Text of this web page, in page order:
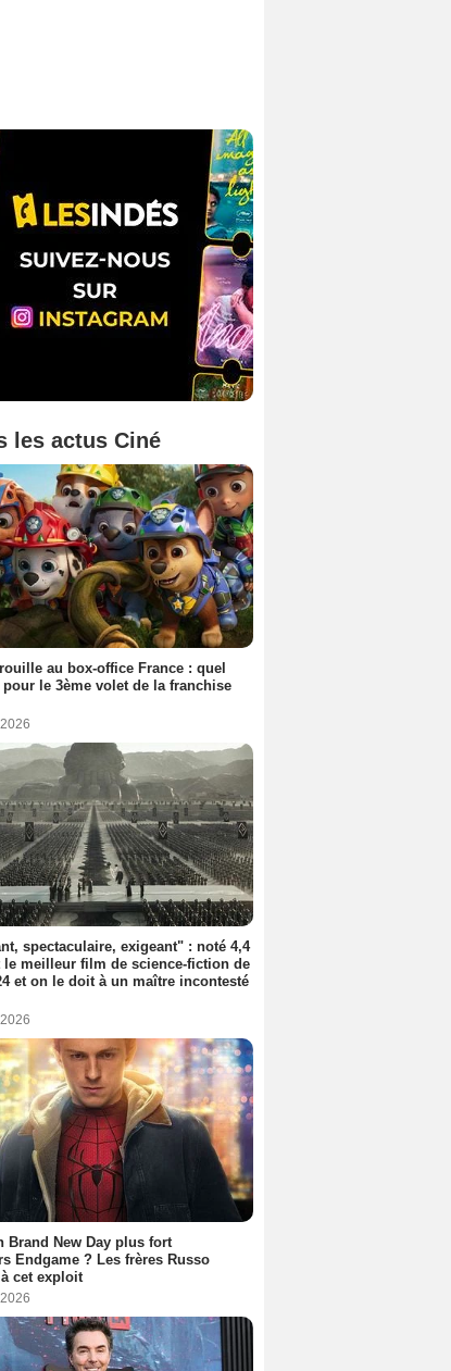
les actus Ciné
au box-office France : quel
pour le 3ème volet de la franchise
spectaculaire, exigeant" : noté 4,4
le meilleur film de science-fiction de
et on le doit à un maître incontesté
Brand New Day plus fort
Endgame ? Les frères Russo
cet exploit